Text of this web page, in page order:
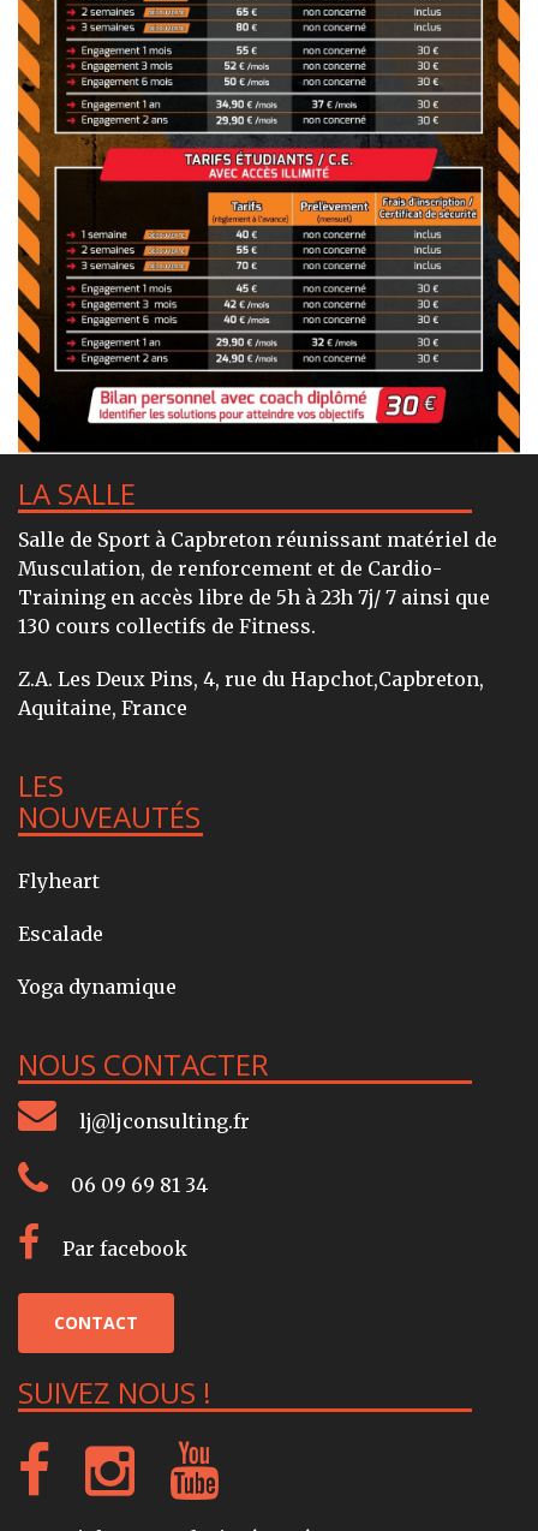
LA SALLE
Salle de Sport à Capbreton réunissant matériel de
Musculation, de renforcement et de Cardio-
Training en accès libre de 5h à 23h 7j/ 7 ainsi que
130 cours collectifs de Fitness.
Z.A. Les Deux Pins, 4, rue du Hapchot,Capbreton,
Aquitaine, France
LES
NOUVEAUTÉS
Flyheart
Escalade
Yoga dynamique
NOUS CONTACTER
lj@ljconsulting.fr
06 09 69 81 34
Par facebook
CONTACT
SUIVEZ NOUS !